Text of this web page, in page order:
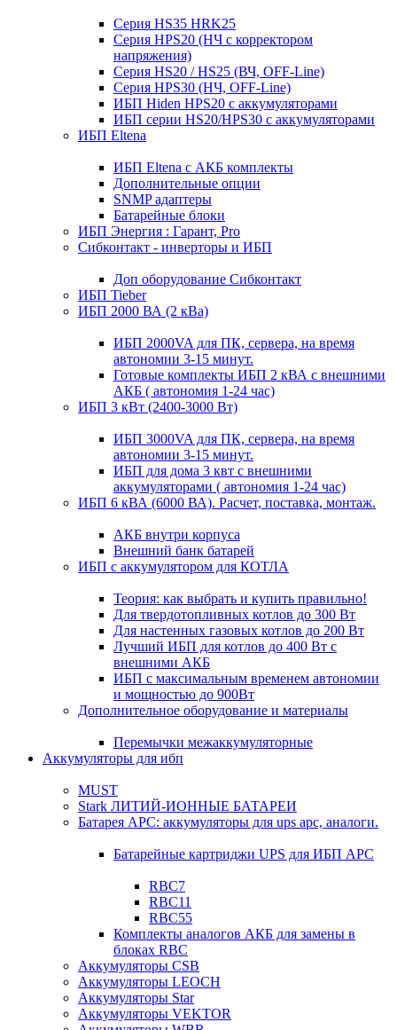
Серия HS35 HRK25
Серия HPS20 (НЧ с корректором
напряжения)
Серия HS20 / HS25 (ВЧ, OFF-Line)
Серия HPS30 (НЧ, OFF-Line)
ИБП Hiden HPS20 с аккумуляторами
ИБП серии HS20/HPS30 с аккумуляторами
ИБП Eltena
ИБП Eltena с АКБ комплекты
Дополнительные опции
SNMP адаптеры
Батарейные блоки
ИБП Энергия : Гарант, Pro
Сибконтакт - инверторы и ИБП
Доп оборудование Сибконтакт
ИБП Tieber
ИБП 2000 ВА (2 кВа)
ИБП 2000VA для ПК, сервера, на время
автономии 3-15 минут.
Готовые комплекты ИБП 2 кВА с внешними
АКБ ( автономия 1-24 час)
ИБП 3 кВт (2400-3000 Вт)
ИБП 3000VA для ПК, сервера, на время
автономии 3-15 минут.
ИБП для дома 3 квт с внешними
аккумуляторами ( автономия 1-24 час)
ИБП 6 кВА (6000 ВА). Расчет, поставка, монтаж.
АКБ внутри корпуса
Внешний банк батарей
ИБП с аккумулятором для КОТЛА
Теория: как выбрать и купить правильно!
Для твердотопливных котлов до 300 Вт
Для настенных газовых котлов до 200 Вт
Лучший ИБП для котлов до 400 Вт с
внешними АКБ
ИБП с максимальным временем автономии
и мощностью до 900Вт
Дополнительное оборудование и материалы
Перемычки межаккумуляторные
Аккумуляторы для ибп
MUST
Stark ЛИТИЙ-ИОННЫЕ БАТАРЕИ
Батарея APC: аккумуляторы для ups apc, аналоги.
Батарейные картриджи UPS для ИБП APC
RBC7
RBC11
RBC55
Комплекты аналогов АКБ для замены в
блоках RBC
Аккумуляторы CSB
Аккумуляторы LEOCH
Аккумуляторы Star
Аккумуляторы VEKTOR